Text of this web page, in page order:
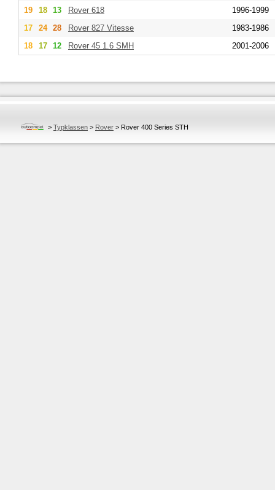
19 18 13 Rover 618
1996-1999
17
24 28 Rover 827 Vitesse
1983-1986
18
17 12 Rover 45 1.6 SMH 2001-2006
> Typklassen > Rover > Rover 400 Series STH